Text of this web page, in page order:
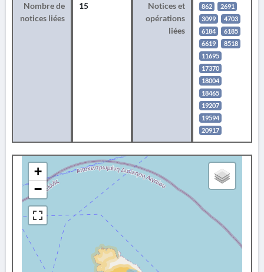
Nombre de
notices liées
15
Notices et
opérations
liées
862
2691
3099
4703
6184
6185
6619
8518
11695
17370
18004
18465
19207
19594
20917
+
−